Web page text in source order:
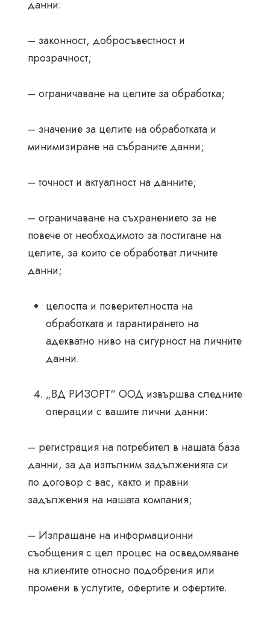
данни:
– законност, добросъвестност и
прозрачност;
– ограничаване на целите за обработка;
– значение за целите на обработката и
минимизиране на събраните данни;
– точност и актуалност на данните;
– ограничаване на съхранението за не
повече от необходимото за постигане на
целите, за които се обработват личните
данни;
целостта и поверителността на
обработката и гарантирането на
адекватно ниво на сигурност на личните
данни.
„ВД РИЗОРТ“ ООД извършва следните
операции с вашите лични данни:
– регистрация на потребител в нашата база
данни, за да изпълним задълженията си
по договор с вас, както и правни
задължения на нашата компания;
– Изпращане на информационни
съобщения с цел процес на осведомяване
на клиентите относно подобрения или
промени в услугите, офертите и офертите.